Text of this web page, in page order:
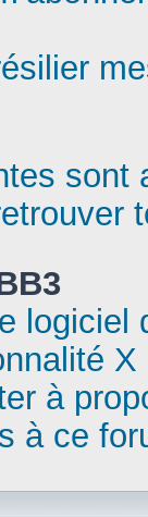
sont
logiciel
X
à
à ce